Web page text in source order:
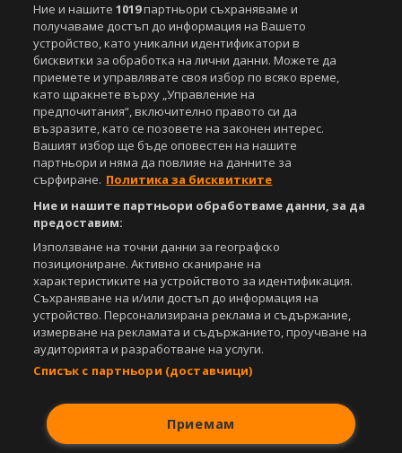
СвалиБЕЗПЛАТНОТОприложение за:
Android
Powered by:
Ние и нашите1019партньори съхраняваме и
получаваме достъп до информация на Вашето
устройство, като уникални идентификатори в
бисквитки за обработка на лични данни. Можете да
приемете и управлявате своя избор по всяко време,
като щракнете върху „Управление на
предпочитания“, включително правото си да
възразите, като се позовете на законен интерес.
Вашият избор ще бъде оповестен на нашите
партньори и няма да повлияе на данните за
сърфиране. Политика за бисквитките
Ние и нашите партньори обработваме данни, за да
предоставим:
Използване на точни данни за географско
позициониране. Активно сканиране на
характеристиките на устройството за идентификация.
Съхраняване на и/или достъп до информация на
устройство. Персонализирана реклама и съдържание,
измерване на рекламата и съдържанието, проучване на
аудиторията и разработване на услуги.
Списък с партньори (доставчици)
Приемам